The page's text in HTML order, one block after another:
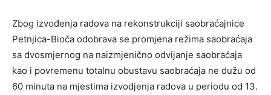
Zbog izvođenja radova na rekonstrukciji saobraćajnice
Petnjica-Bioča odobrava se promjena režima saobraćaja
sa dvosmjernog na naizmjenično odvijanje saobraćaja
kao i povremenu totalnu obustavu saobraćaja ne dužu od
60 minuta na mjestima izvodjenja radova u periodu od 13.